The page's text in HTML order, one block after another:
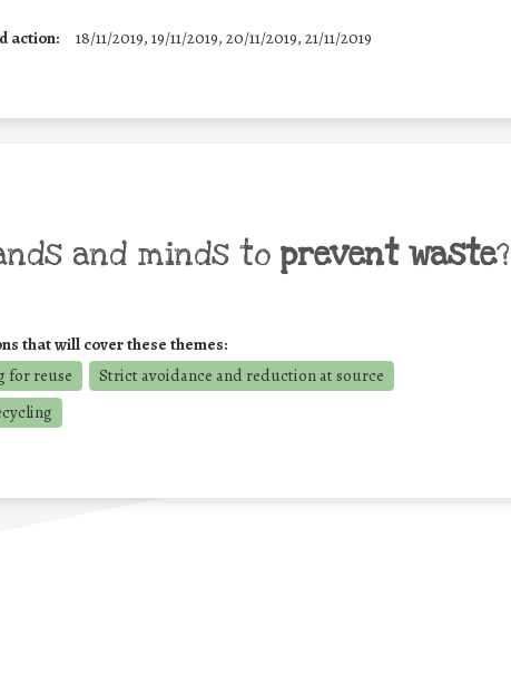
action: 18/11/2019, 19/11/2019, 20/11/2019, 21/11/2019
and minds to prevent waste?
that will cover these themes:
for reuse
Strict avoidance and reduction at source